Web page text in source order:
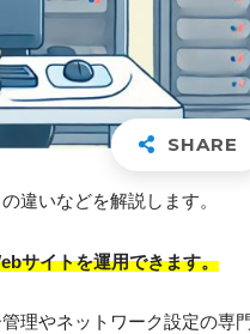
違いなどを解説します。
サイトを運用できます。
理やネットワーク設定の専